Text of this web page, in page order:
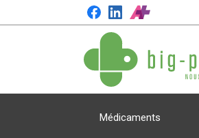
Médicaments